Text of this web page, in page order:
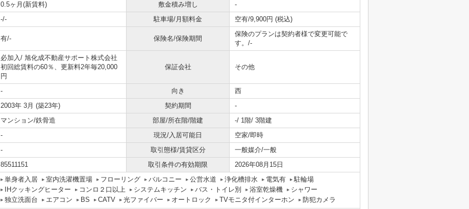
0.5ヶ月(新賃料) 敷金積み増し
-
-/- 駐車場/月額料金 空有/9,900円 (税込)
有/- 保険名/保険期間
保険のプランは契約者様で変更可能で
す。/-
必加入/ 旭化成不動産サポート株式会社
初回総賃料の60％、更新料2年毎20,000
円
保証会社 その他
- 向き
西
2003年 3月 (築23年) 契約期間
-
マンション/鉄骨造 部屋/所在階/階建
-/ 1階/ 3階建
- 現況/入居可能日
空家/即時
- 取引態様/賃貸区分
一般媒介/一般
85511151 取引条件の有効期限 2026年08月15日
単身者入居 室内洗濯機置場 フローリング バルコニー 公営水道 浄化槽排水 電気有
駐輪場
IHクッキングヒーター
コンロ２口以上 システムキッチン バス・トイレ別 浴室乾燥機
シャワー
独立洗面台
エアコン BS CATV 光ファイバー オートロック TVモニタ付インターホン 防犯カメラ